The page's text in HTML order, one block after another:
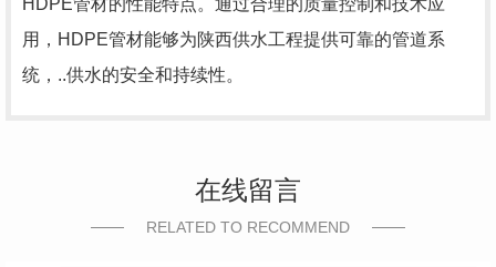
HDPE管材的性能特点。通过合理的质量控制和技术应
用，HDPE管材能够为陕西供水工程提供可靠的管道系
统，..供水的安全和持续性。
在线留言
RELATED TO RECOMMEND